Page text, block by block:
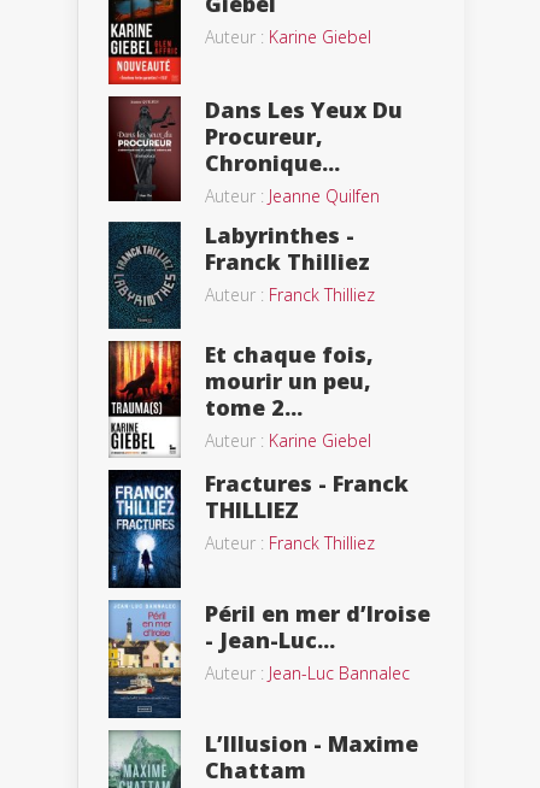
Auteur : Karine Giebel
Dans Les Yeux Du
Procureur,
Chronique...
Auteur : Jeanne Quilfen
Labyrinthes -
Franck Thilliez
Auteur : Franck Thilliez
Et chaque fois,
mourir un peu,
tome 2...
Auteur : Karine Giebel
Fractures - Franck
THILLIEZ
Auteur : Franck Thilliez
Péril en mer d’Iroise
- Jean-Luc...
Auteur : Jean-Luc Bannalec
L’Illusion - Maxime
Chattam